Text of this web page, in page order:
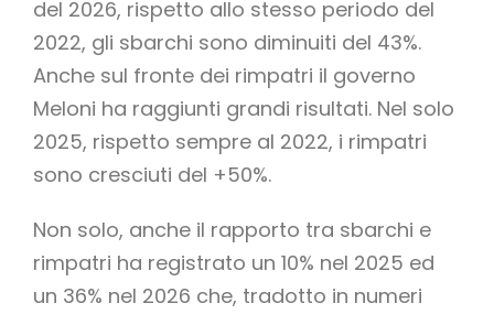
del 2026, rispetto allo stesso periodo del
2022, gli sbarchi sono diminuiti del 43%.
Anche sul fronte dei rimpatri il governo
Meloni ha raggiunti grandi risultati. Nel solo
2025, rispetto sempre al 2022, i rimpatri
sono cresciuti del +50%.
Non solo, anche il rapporto tra sbarchi e
rimpatri ha registrato un 10% nel 2025 ed
un 36% nel 2026 che, tradotto in numeri